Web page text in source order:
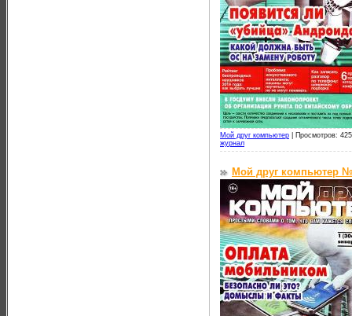
Мой друг компьютер
Просмотров:
журнал
Мой друг компьютер